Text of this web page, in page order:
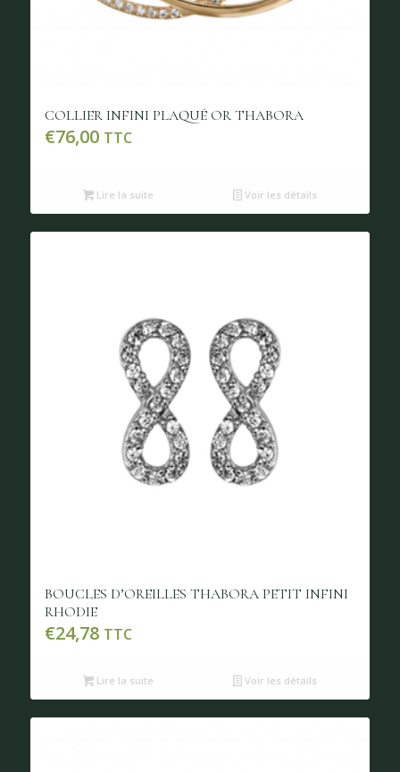
COLLIER INFINI PLAQUÉ OR THABORA
€76,00 TTC
Lire la suite Voir les détails
BOUCLES D’OREILLES THABORA PETIT INFINI
RHODIE
€24,78 TTC
Lire la suite Voir les détails